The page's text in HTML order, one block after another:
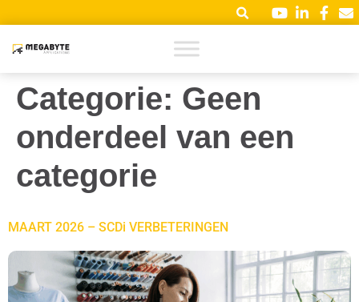
Categorie: Geen
onderdeel van een
categorie
MAART 2026 – SCDi VERBETERINGEN